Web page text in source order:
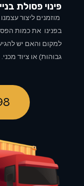
פינוי פסולת
מוזמנים ליצור
בפנינו את כמות
למקום והאם יש
גבוהות) או ציוד מכני.